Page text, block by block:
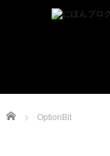
Home OptionBit